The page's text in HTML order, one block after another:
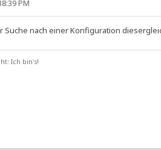
PM
nach einer Konfiguration
Ich bin's!